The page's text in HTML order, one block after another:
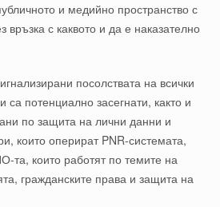
и медийно пространство с
връзка с каквото и да е наказателно
посолствата на всички
са потенциално засегнати, както и
по защита на лични данни и
които оперират PNR-системата,
та, които работят по темите на
гражданските права и защита на